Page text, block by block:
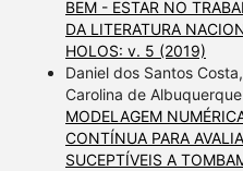
BEM - ESTAR NO
DA LITERATURA
HOLOS: v. 5 (2019)
Daniel dos Santos
Carolina de
MODELAGEM
CONTÍNUA PARA
SUCEPTÍVEIS A